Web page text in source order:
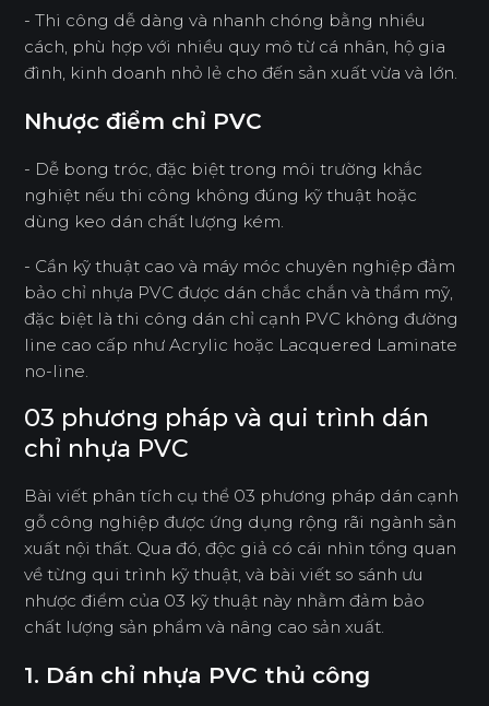
- Thi công dễ dàng và nhanh chóng bằng nhiều
cách, phù hợp với nhiều quy mô từ cá nhân, hộ gia
đình, kinh doanh nhỏ lẻ cho đến sản xuất vừa và lớn.
Nhược điểm chỉ PVC
- Dễ bong tróc, đặc biệt trong môi trường khắc
nghiệt nếu thi công không đúng kỹ thuật hoặc
dùng keo dán chất lượng kém.
- Cần kỹ thuật cao và máy móc chuyên nghiệp đảm
bảo chỉ nhựa PVC được dán chắc chắn và thẩm mỹ,
đặc biệt là thi công dán chỉ cạnh PVC không đường
line cao cấp như Acrylic hoặc Lacquered Laminate
no-line.
03 phương pháp và qui trình dán
chỉ nhựa PVC
Bài viết phân tích cụ thể 03 phương pháp dán cạnh
gỗ công nghiệp được ứng dụng rộng rãi ngành sản
xuất nội thất. Qua đó, độc giả có cái nhìn tổng quan
về từng qui trình kỹ thuật, và bài viết so sánh ưu
nhược điểm của 03 kỹ thuật này nhằm đảm bảo
chất lượng sản phẩm và nâng cao sản xuất.
1. Dán chỉ nhựa PVC thủ công